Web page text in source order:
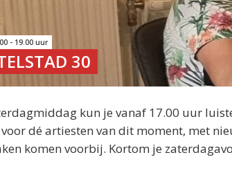
- 19.00 uur
30
kun je vanaf 17.00 uur
dé artiesten van dit moment, met
komen voorbij. Kortom je